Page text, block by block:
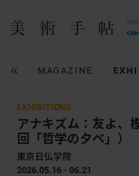
MAGAZINE
EXHIBITIONS
アナキズム：友よ、
回「哲学の夕べ」）
東京日仏学院
2026.05.16 - 06.21